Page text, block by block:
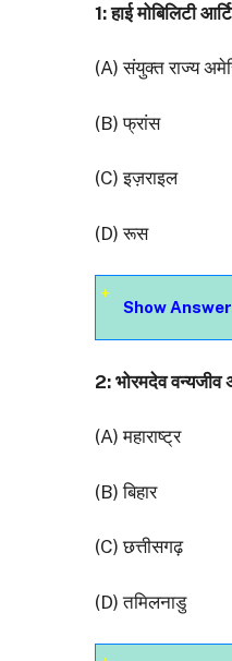
1: हाई मोबिलिटी
(A) संयुक्त राज्य
(B) फ्रांस
(C) इज़राइल
(D) रूस
Show Answer
2: भोरमदेव वन्यजीव
(A) महाराष्ट्र
(B) बिहार
(C) छत्तीसगढ़
(D) तमिलनाडु